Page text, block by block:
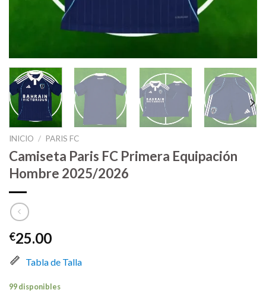
INICIO / PARIS FC
Camiseta Paris FC Primera Equipación
Hombre 2025/2026
€25.00
Tabla de Talla
99 disponibles